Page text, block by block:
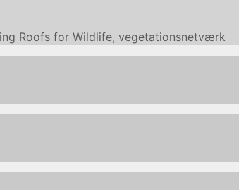
Roofs for Wildlife, vegetationsnetværk